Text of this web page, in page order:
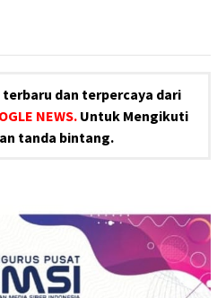
dan terpercaya dari
NEWS. Untuk Mengikuti
tanda bintang.